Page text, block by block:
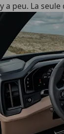
y a peu. La